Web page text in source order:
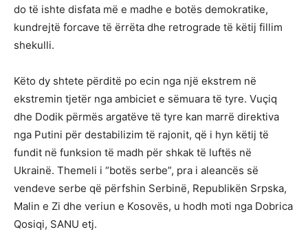
do të ishte disfata më e madhe e botës demokratike,
kundrejtë forcave të ërrëta dhe retrograde të këtij fillim
shekulli.
Këto dy shtete përditë po ecin nga një ekstrem në
ekstremin tjetër nga ambiciet e sëmuara të tyre. Vuçiq
dhe Dodik përmës argatëve të tyre kan marrë direktiva
nga Putini për destabilizim të rajonit, që i hyn këtij të
fundit në funksion të madh për shkak të luftës në
Ukrainë. Themeli i “botës serbe”, pra i aleancës së
vendeve serbe që përfshin Serbinë, Republikën Srpska,
Malin e Zi dhe veriun e Kosovës, u hodh moti nga Dobrica
Qosiqi, SANU etj.